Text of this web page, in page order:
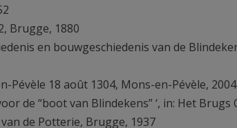
Brugge, 1880
en bouwgeschiedenis van de
Pévèle 18 août 1304, Mons-en-Pévèle, 2004
de “boot van Blindekens” ‘, in: Het Brugs
de Potterie, Brugge, 1937